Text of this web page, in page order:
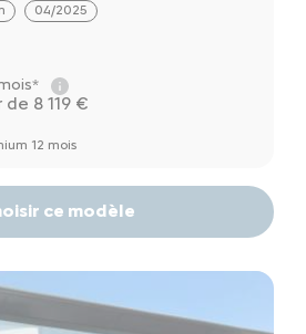
04/2025
8 119 €
12 mois
ce modèle